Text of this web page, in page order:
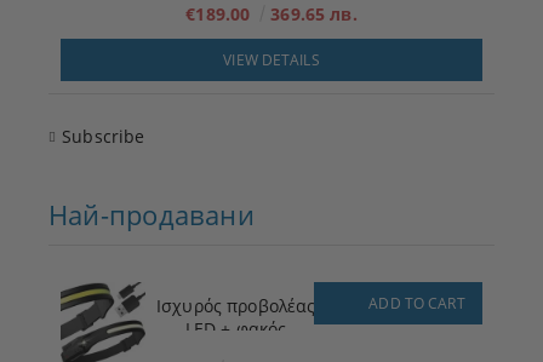
€189.00 369.65 лв.
VIEW DETAILS
Subscribe
Най-продавани
Ισχυρός προβολέας
LED + φακός
ADD TO CART